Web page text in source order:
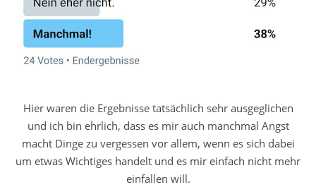
Hier waren die Ergebnisse tatsächlich sehr ausgeglichen
und ich bin ehrlich, dass es mir auch manchmal Angst
macht Dinge zu vergessen vor allem, wenn es sich dabei
um etwas Wichtiges handelt und es mir einfach nicht mehr
einfallen will.